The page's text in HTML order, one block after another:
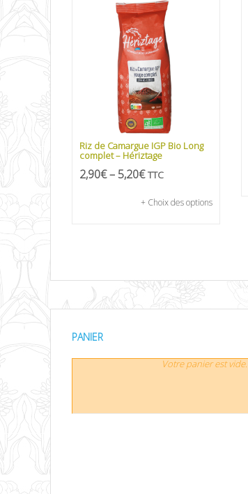
Riz de Camargue IGP Bio Long
complet – Hériztage
2,90€– 5,20€ TTC
+ Choix des options
PANIER
Votre panier est vide.